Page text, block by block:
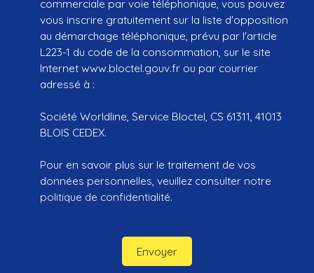
commerciale par voie téléphonique, vous pouvez
vous inscrire gratuitement sur la liste d'opposition
au démarchage téléphonique, prévu par l'article
L223-1 du code de la consommation, sur le site
Internet www.bloctel.gouv.fr ou par courrier
adressé à :
Société Worldline, Service Bloctel, CS 61311, 41013
BLOIS CEDEX.
Pour en savoir plus sur le traitement de vos
données personnelles, veuillez consulter notre
politique de confidentialité.
Envoyer